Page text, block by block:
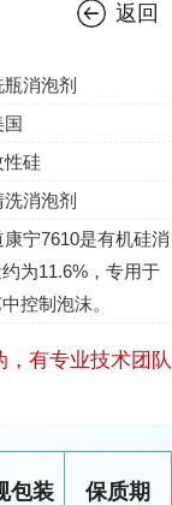
返回
消泡剂
国
性硅
消泡剂
康宁7610是有机硅消
为11.6%，专用于
控制泡沫。
有专业技术团队
包装 保质期